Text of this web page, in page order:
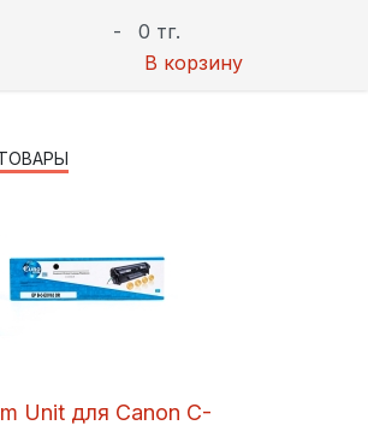
-
0 тг.
В корзину
Unit для Canon C-